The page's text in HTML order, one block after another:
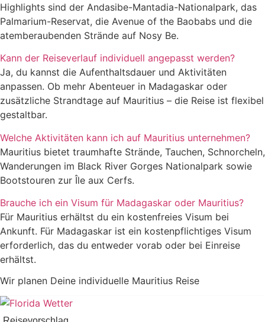
Highlights sind der Andasibe-Mantadia-Nationalpark, das
Palmarium-Reservat, die Avenue of the Baobabs und die
atemberaubenden Strände auf Nosy Be.
Kann der Reiseverlauf individuell angepasst werden?
Ja, du kannst die Aufenthaltsdauer und Aktivitäten
anpassen. Ob mehr Abenteuer in Madagaskar oder
zusätzliche Strandtage auf Mauritius – die Reise ist flexibel
gestaltbar.
Welche Aktivitäten kann ich auf Mauritius unternehmen?
Mauritius bietet traumhafte Strände, Tauchen, Schnorcheln,
Wanderungen im Black River Gorges Nationalpark sowie
Bootstouren zur Île aux Cerfs.
Brauche ich ein Visum für Madagaskar oder Mauritius?
Für Mauritius erhältst du ein kostenfreies Visum bei
Ankunft. Für Madagaskar ist ein kostenpflichtiges Visum
erforderlich, das du entweder vorab oder bei Einreise
erhältst.
Wir planen Deine individuelle Mauritius Reise